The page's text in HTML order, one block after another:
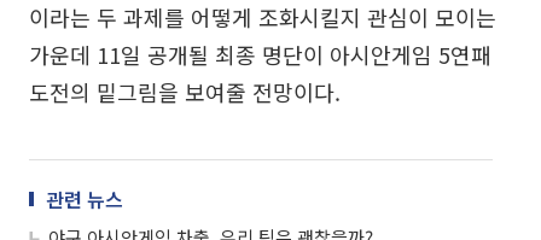
이라는 두 과제를 어떻게 조화시킬지 관심이 모이는
가운데 11일 공개될 최종 명단이 아시안게임 5연패
도전의 밑그림을 보여줄 전망이다.
관련 뉴스